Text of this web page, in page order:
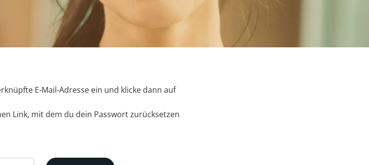
E-Mail-Adresse ein und klicke dann auf
Link, mit dem du dein Passwort zurücksetzen